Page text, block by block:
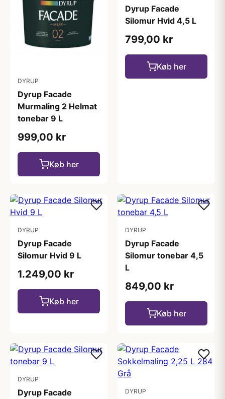
DYRUP
Dyrup Facade
Murmaling 2 Helmat
tonebar 9 L
999,00 kr
Køb her
Dyrup Facade
Silomur Hvid 4,5 L
799,00 kr
Køb her
DYRUP
Dyrup Facade
Silomur Hvid 9 L
1.249,00 kr
Køb her
DYRUP
Dyrup Facade
Silomur tonebar 4,5
L
849,00 kr
Køb her
DYRUP
Dyrup Facade
DYRUP